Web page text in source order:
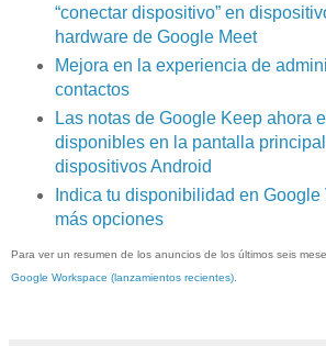
“conectar dispositivo” en
hardware de Google Meet
Mejora en la experiencia de
contactos
Las notas de Google Keep ahora
disponibles en la pantalla
dispositivos Android
Indica tu disponibilidad en Google
más opciones
Para ver un resumen de los anuncios de los últimos seis
Google Workspace (lanzamientos recientes)